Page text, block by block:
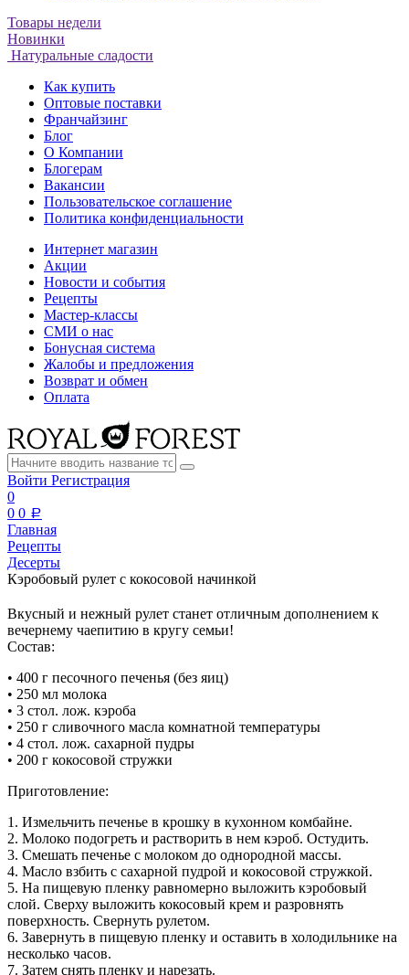
Товары недели
Новинки
Натуральные сладости
Как купить
Оптовые поставки
Франчайзинг
Блог
О Компании
Блогерам
Вакансии
Пользовательское соглашение
Политика конфиденциальности
Интернет магазин
Акции
Новости и события
Рецепты
Мастер-классы
СМИ о нас
Бонусная система
Жалобы и предложения
Возврат и обмен
Оплата
Войти Регистрация
0
0 0 a
Главная
Рецепты
Десерты
Кэробовый рулет с кокосовой начинкой
Вкусный и нежный рулет станет отличным дополнением к
вечернему чаепитию в кругу семьи!
Состав:
• 400 г песочного печенья (без яиц)
• 250 мл молока
• 3 стол. лож. кэроба
• 250 г сливочного масла комнатной температуры
• 4 стол. лож. сахарной пудры
• 200 г кокосовой стружки
Приготовление:
1. Измельчить печенье в крошку в кухонном комбайне.
2. Молоко подогреть и растворить в нем кэроб. Остудить.
3. Смешать печенье с молоком до однородной массы.
4. Масло взбить с сахарной пудрой и кокосовой стружкой.
5. На пищевую пленку равномерно выложить кэробовый
слой. Сверху выложить кокосовый крем и разровнять
поверхность. Свернуть рулетом.
6. Завернуть в пищевую пленку и оставить в холодильнике на
несколько часов.
7. Затем снять пленку и нарезать.